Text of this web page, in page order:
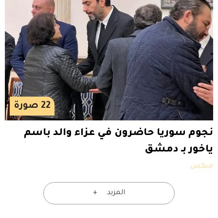
22 صورة
نجوم سوريا حاضرون في عزاء والد باسم
ياخور بـ دمشق
ميكس
المزيد